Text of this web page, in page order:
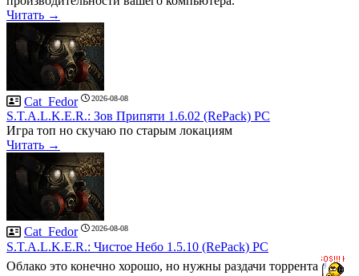
Читать →
Cat_Fedor 2026-08-08
S.T.A.L.K.E.R.: Зов Припяти 1.6.02 (RePack) PC
Игра топ но скучаю по старым локациям
Читать →
Cat_Fedor 2026-08-08
S.T.A.L.K.E.R.: Чистое Небо 1.5.10 (RePack) PC
Облако это конечно хорошо, но нужны раздачи торрента